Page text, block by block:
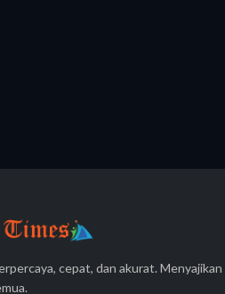
cepat, dan akurat.